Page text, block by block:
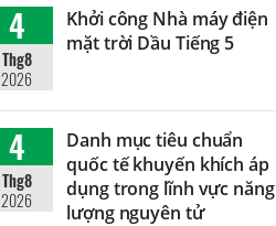
4
Thg8
2026
Khởi công Nhà máy điện
mặt trời Dầu Tiếng 5
4
Thg8
2026
Danh mục tiêu chuẩn
quốc tế khuyến khích áp
dụng trong lĩnh vực năng
lượng nguyên tử